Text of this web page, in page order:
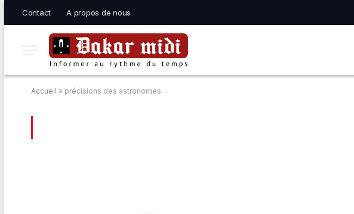
Contact A propos de nous
Accueil » précisions des astronomes